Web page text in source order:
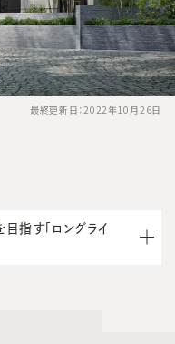
最終更新日：2022年10月26日
指す「ロングライ